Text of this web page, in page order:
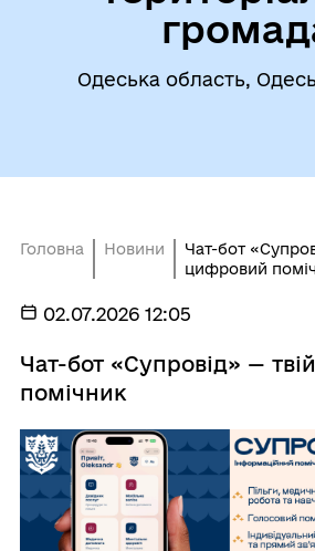
Одеська область,
Головна Новини
Чат-бот
цифровий
02.07.2026 12:05
Чат-бот «Супровід» —
помічник